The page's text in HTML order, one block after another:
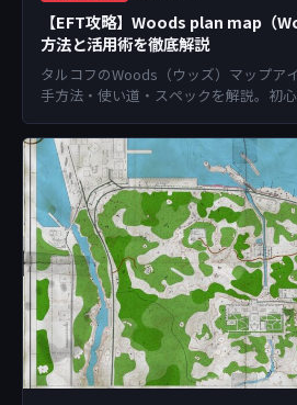
【EFT攻略】Woods plan map（
方法と活用術を徹底解説
タルコフのWoods（ウッズ）マップア
手方法・使い道・スペックを解説。初